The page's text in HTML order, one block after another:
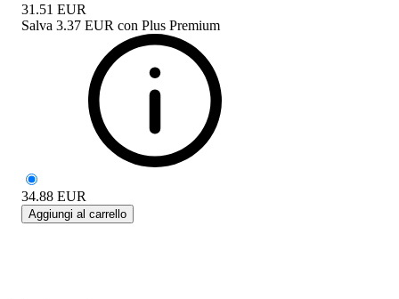
31.51 EUR
Salva 3.37 EUR con Plus Premium
34.88 EUR
Aggiungi al carrello